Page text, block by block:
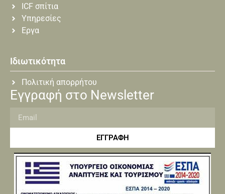
ICF σπίτια
Υπηρεσίες
Εργα
Ιδιωτικότητα
Πολιτική απορρήτου
Εγγραφή στο Newsletter
ΕΓΓΡΑΦΗ